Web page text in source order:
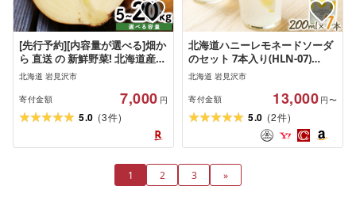
[先行予約][内容量が選べる]畑か
ら 直送 の 新鮮野菜! 北海道産
玉ねぎ(北もみじ2000)5kg /
10kg / 20kg たまねぎ 玉葱 タマ
ネギ国産 産地直送 まとめ買い
業務用 贈り物 甘い 野菜 シャキ
シャキ 美味しい 北海道 送料無
北海道 岩見沢市
寄付金額 7,000 円
5.0 (3件)
北海道ハニーレモネードソーダ
のセット 7本入り(HLN-07)
[07117]
北海道 岩見沢市
寄付金額 13,000 円〜
5.0 (2件)
1 2 3 »